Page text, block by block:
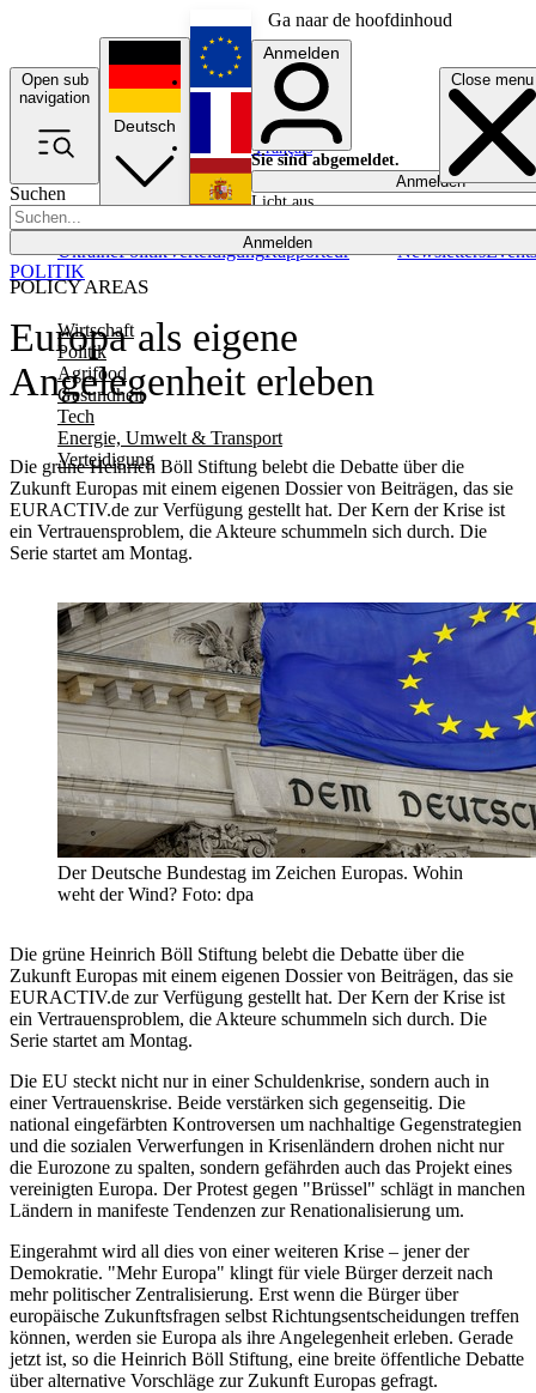
Ga naar de hoofdinhoud
Open sub
navigation
Close menu
Suchen
Anmelden
POLICY AREAS
Wirtschaft
Politik
Agrifood
Gesundheit
Tech
Energie, Umwelt & Transport
Verteidigung
UkrainePolitikVerteidigungRapporteur NewslettersEvents
Deutsch
English
Français
Anmelden
Sie sind abgemeldet.
Anmelden
Licht aus
Europa als eigene
Angelegenheit erleben
Die grüne Heinrich Böll Stiftung belebt die Debatte über die
Zukunft Europas mit einem eigenen Dossier von Beiträgen, das sie
EURACTIV.de zur Verfügung gestellt hat. Der Kern der Krise ist
ein Vertrauensproblem, die Akteure schummeln sich durch. Die
Serie startet am Montag.
POLITIK
Der Deutsche Bundestag im Zeichen Europas. Wohin
weht der Wind? Foto: dpa
Die grüne Heinrich Böll Stiftung belebt die Debatte über die
Zukunft Europas mit einem eigenen Dossier von Beiträgen, das sie
EURACTIV.de zur Verfügung gestellt hat. Der Kern der Krise ist
ein Vertrauensproblem, die Akteure schummeln sich durch. Die
Serie startet am Montag.
Die EU steckt nicht nur in einer Schuldenkrise, sondern auch in
einer Vertrauenskrise. Beide verstärken sich gegenseitig. Die
national eingefärbten Kontroversen um nachhaltige Gegenstrategien
und die sozialen Verwerfungen in Krisenländern drohen nicht nur
die Eurozone zu spalten, sondern gefährden auch das Projekt eines
vereinigten Europa. Der Protest gegen "Brüssel" schlägt in manchen
Ländern in manifeste Tendenzen zur Renationalisierung um.
Eingerahmt wird all dies von einer weiteren Krise – jener der
Demokratie. "Mehr Europa" klingt für viele Bürger derzeit nach
mehr politischer Zentralisierung. Erst wenn die Bürger über
europäische Zukunftsfragen selbst Richtungsentscheidungen treffen
können, werden sie Europa als ihre Angelegenheit erleben. Gerade
jetzt ist, so die Heinrich Böll Stiftung, eine breite öffentliche Debatte
über alternative Vorschläge zur Zukunft Europas gefragt.